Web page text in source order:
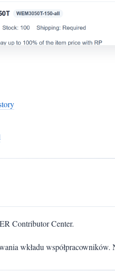
Contributor Center.
wkładu współpracowników.